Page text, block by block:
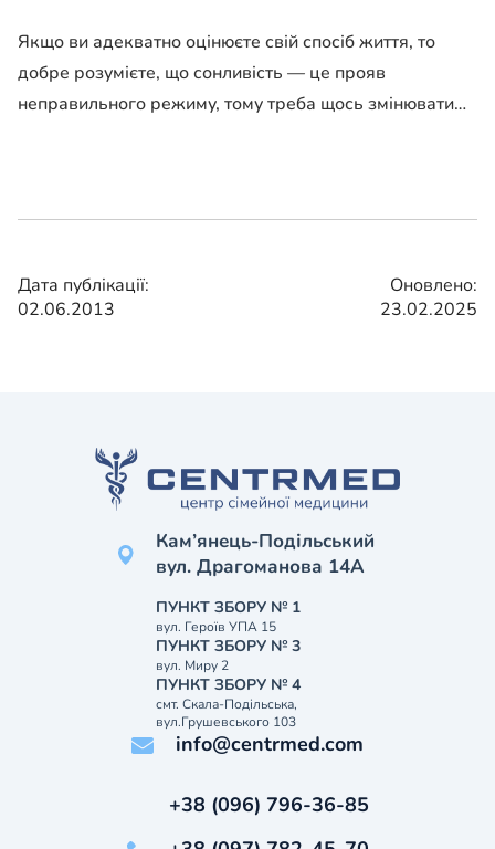
Якщо ви адекватно оцінюєте свій спосіб життя, то
добре розумієте, що сонливість — це прояв
неправильного режиму, тому треба щось змінювати…
Дата публікації:
02.06.2013
Оновлено:
23.02.2025
Кам’янець-Подільський
вул. Драгоманова 14А
ПУНКТ ЗБОРУ № 1
вул. Героїв УПА 15
ПУНКТ ЗБОРУ № 3
вул. Миру 2
ПУНКТ ЗБОРУ № 4
смт. Скала-Подільська,
вул.Грушевського 103
info@centrmed.com
+38 (096) 796-36-85